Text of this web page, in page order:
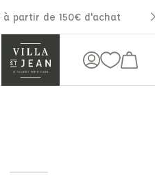
à partir de 150€ d'achat